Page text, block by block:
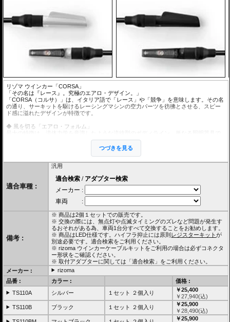
リゾマ ウインカー「CORSA」
「その名は『レース』。究極のエアロ・デザイン。」
「CORSA（コルサ）」は、イタリア語で「レース」や「競争」を意味します。その名
の通り、サーキットを駆けるレーシングマシンの空力パーツを彷彿とさせる、スピー
ド感に溢れたデザインが特徴です。
◆ 風を切る「エアロ・フォルム」
はなく、まるでカウルの一部やウイングレットのように車体と一体化します。スーパ
ースポーツ（SS）やストリートファイターといった、空気抵抗と戦うハイパフォーマ
ンス・バイクの鋭いシルエットを、より一層引き立てる造形です。
◆ 存在感を消し、質感を残す
り、デザイナーが本来意図した車体のラインが浮かび上がります。しかし、単に小さ
いだけではありません。アルミビレット（削り出し）特有の硬質な輝きと、アルマイ
ト処理された美しい発色は、近づいた時に「ただならぬ高性能パーツ」であることを
静かに主張します。
◆ 小さなレンズから放たれる、強烈な閃光
コンパクトなボディ先端に実装された最新のSMD LED技術により、レンズ面積からは
想像できないほどの高輝度を実現しています。日中の直射日光下でも確実な被視認性
を確保しており、デザイン優先の極小ウインカーにありがちな「暗さ」への不安を払
拭しています。
本体サイズ(ボルト部分を除く) : H14mm × W61.5mm × D16mm
ケーブル長 : 約40cm
取付ボルト径 : M8
リゾマ ウインカー
は汎用カスタムパーツです。 多くの車種に取付用の
ウインカーアダプター(別売)が用意されています。
原則レジスターキットが別途必要です。適合検索をご利用ください。
車検対応協定規則50号認可商品 eマーク E24R50
光源のワット数や照明部の面積を理由に不適合となることはありませ
ん。
(協定規則50号の認可を受けている方向指示器であり、法第75条の3第1項の規定に基づき装置
つづきを見る
適合車種 :
汎用
備考 :
※ 商品は2個１セットでの販売です。
※ 交換の際には、無点灯や点滅タイミングのズレなど問題が発生す
るおそれがある為、車両1台分すべて交換することをお勧めします。
※ 商品はLED仕様です。ハイフラ抑止には原則レジスターキットが
別途必要です。適合検索をご利用ください。
※ rizoma ウインカーケーブルキットをご利用の場合は必ずコネクタ
ー形状をご確認ください。
※ 取付アダプターに関しては「適合検索」をご利用ください。
メーカー :
rizoma
品番 :
カラー :
価格 :
TS110A
シルバー １セット ２個入り
￥25,400
￥27,940(込)
TS110B
ブラック １セット ２個入り
￥25,900
￥28,490(込)
￥25,900